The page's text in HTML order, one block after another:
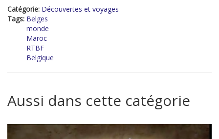
Catégorie: Découvertes et voyages
Tags: Belges
monde
Maroc
RTBF
Belgique
Aussi dans cette catégorie